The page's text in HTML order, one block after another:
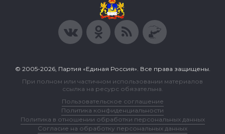
© 2005-2026, Партия «Единая Россия». Все права защищены.
При полном или частичном использовании материалов
ссылка на ресурс обязательна.
Пользовательское соглашение
Политика конфиденциальности
Политика в отношении обработки персональных данных
Согласие на обработку персональных данных